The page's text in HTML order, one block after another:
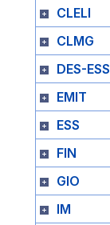
CLELI
CLMG
DES-ESS
EMIT
ESS
FIN
GIO
IM